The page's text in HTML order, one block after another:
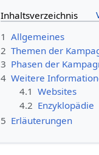
Inhaltsverzeichnis
1 Allgemeines
2 Themen der
3 Phasen der
4 Weitere
4.1 Websites
4.2 Enzyklopädie
5 Erläuterungen